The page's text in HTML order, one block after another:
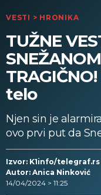
VESTI > HRONIKA
TUŽNE
telo
Njen sin je
ovo prvi put da
Izvor: K1info/telegraf.rs
Autor: Anica Ninković
14/04/2024 > 11:25